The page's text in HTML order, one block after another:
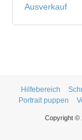
Ausverkauf
Hilfebereich
Portrait puppen
Copyright ©